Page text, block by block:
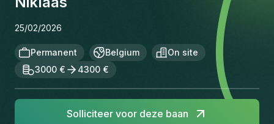
25/02/2026
Permanent Belgium
On site
3000 €
4300 €
Solliciteer voor deze baan